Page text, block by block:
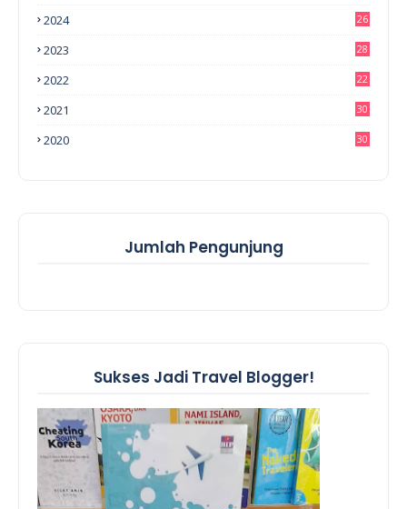
2024 26
2023 28
2022 22
2021 30
2020 30
Jumlah Pengunjung
Sukses Jadi Travel Blogger!